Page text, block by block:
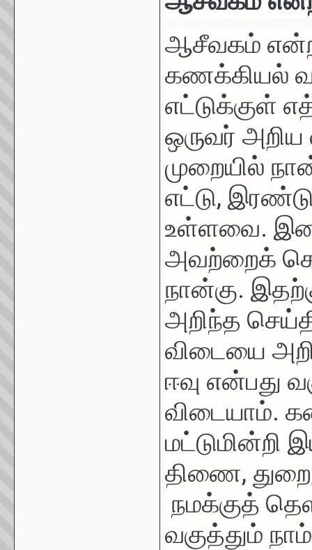
ஆசீவகம்
கணக்கியல்
எட்டுக்குள்
ஒருவர் அறிய
முறையில்
எட்டு,
உள்ளவை.
அவற்றைக்
நான்கு.
அறிந்த
விடையை
ஈவு என்பது
விடையாம்.
திணை,
நமக்குத்
வகுத்தும்